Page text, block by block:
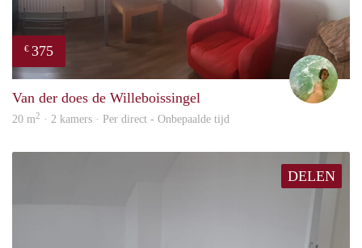
€ 375
Van der does de Willeboissingel
20 m2 · 2 kamers · Per direct - Onbepaalde tijd
DELEN